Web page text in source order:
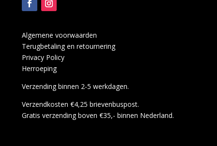
Algemene voorwaarden
Terugbetaling en retournering
Privacy Policy
Herroeping
Verzending binnen 2-5 werkdagen.
Verzendkosten €4,25 brievenbuspost.
Gratis verzending boven €35,- binnen Nederland.